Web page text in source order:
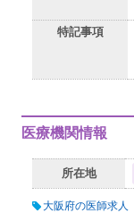
特記事項
医療機関情報
所在地
大阪府の医師求人